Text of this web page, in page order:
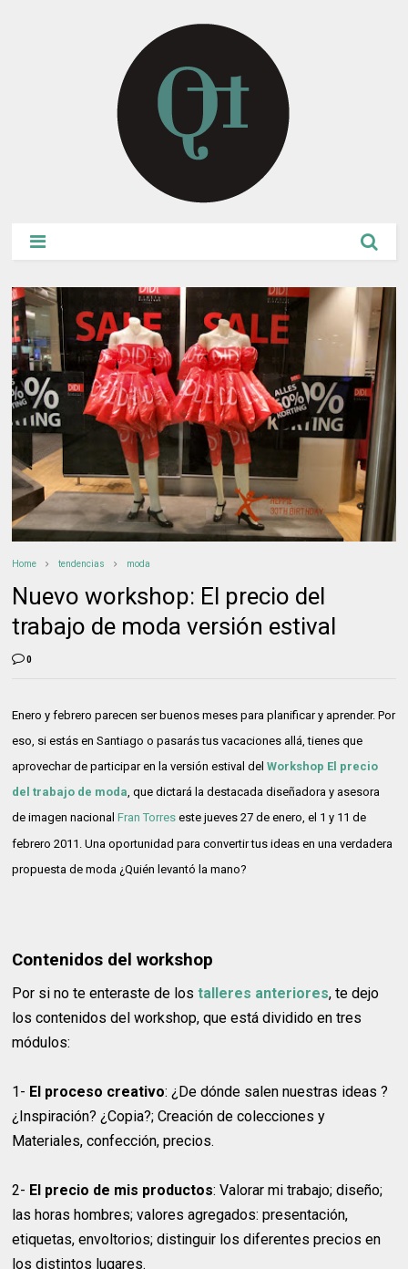
Home tendencias moda
Nuevo workshop: El precio del
trabajo de moda versión estival
0
Enero y febrero parecen ser buenos meses para planificar y aprender. Por
eso, si estás en Santiago o pasarás tus vacaciones allá, tienes que
aprovechar de participar en la versión estival delWorkshop El precio
del trabajo de moda , que dictará la destacada diseñadora y asesora
de imagen nacionalFran Torres este jueves 27 de enero , el 1 y 11 de
febrero 2011. Una oportunidad para convertir tus ideas en una verdadera
propuesta de moda ¿Quién levantó la mano?
Contenidos del workshop
Por si no te enteraste de lostalleres anteriores, te dejo
los contenidos del workshop, que está dividido en tres
módulos:
1- El proceso creativo: ¿De dónde salen nuestras ideas ?
¿Inspiración? ¿Copia?; Creación de colecciones y
Materiales, confección, precios.
2- El precio de mis productos: Valorar mi trabajo; diseño;
las horas hombres; valores agregados: presentación,
etiquetas, envoltorios; distinguir los diferentes precios en
los distintos lugares.